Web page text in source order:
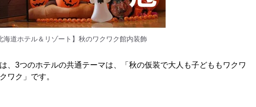
海道ホテル＆リゾート】秋のワクワク館内装飾
、3つのホテルの共通テーマは、「秋の仮装で大人も子どももワクワ
ワク」です。